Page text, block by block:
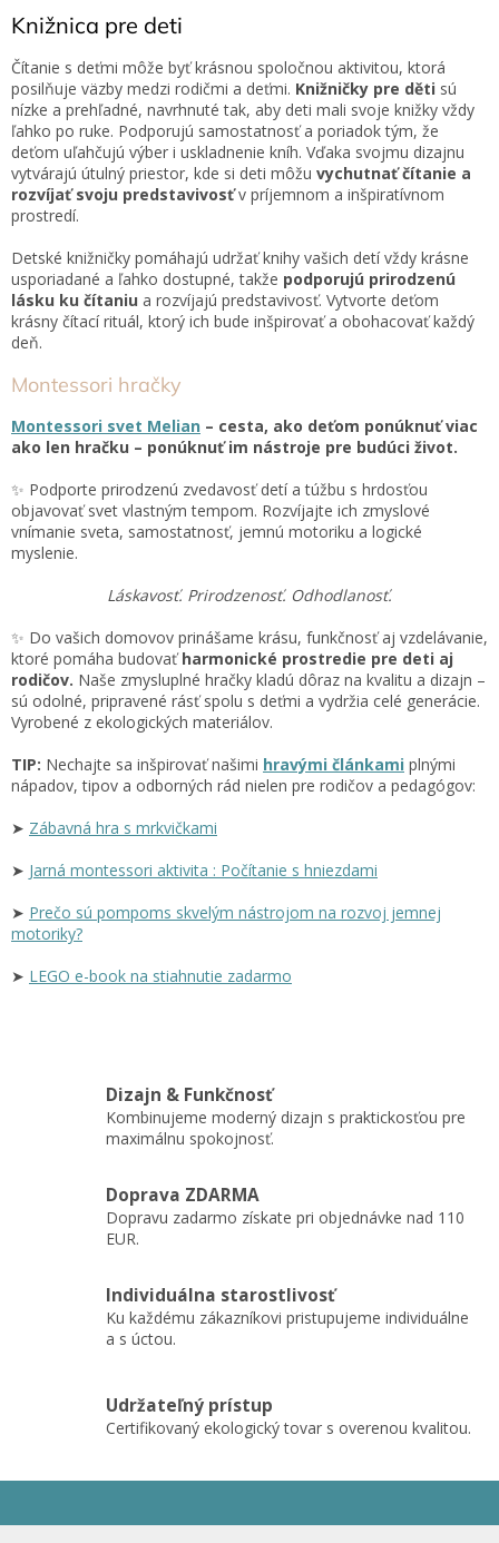
d
a
c
i
e
p
r
v
y
v
ý
p
Knižnica pre deti
Čítanie s deťmi môže byť krásnou spoločnou aktivitou, ktorá
posilňuje väzby medzi rodičmi a deťmi. Knižničky pre děti sú
nízke a prehľadné, navrhnuté tak, aby deti mali svoje knižky vždy
ľahko po ruke. Podporujú samostatnosť a poriadok tým, že
deťom uľahčujú výber i uskladnenie kníh. Vďaka svojmu dizajnu
vytvárajú útulný priestor, kde si deti môžu vychutnať čítanie a
rozvíjať svoju predstavivosťv príjemnom a inšpiratívnom
prostredí.
Detské knižničky pomáhajú udržať knihy vašich detí vždy krásne
usporiadané a ľahko dostupné, takže podporujú prirodzenú
lásku ku čítaniu a rozvíjajú predstavivosť. Vytvorte deťom
krásny čítací rituál, ktorý ich bude inšpirovať a obohacovať každý
deň.
Montessori hračky
Montessori svet Melian – cesta, ako deťom ponúknuť viac
ako len hračku – ponúknuť im nástroje pre budúci život.
✨ Podporte prirodzenú zvedavosť detí a túžbu s hrdosťou
objavovať svet vlastným tempom. Rozvíjajte ich zmyslové
vnímanie sveta, samostatnosť, jemnú motoriku a logické
myslenie.
Láskavosť. Prirodzenosť. Odhodlanosť.
✨ Do vašich domovov prinášame krásu, funkčnosť aj vzdelávanie,
ktoré pomáha budovaťharmonické prostredie pre deti aj
rodičov. Naše zmysluplné hračky kladú dôraz na kvalitu a dizajn –
sú odolné, pripravené rásť spolu s deťmi a vydržia celé generácie.
Vyrobené z ekologických materiálov.
TIP: Nechajte sa inšpirovať našimi hravými článkami plnými
nápadov, tipov a odborných rád nielen pre rodičov a pedagógov:
➤ Zábavná hra s mrkvičkami
➤ Jarná montessori aktivita : Počítanie s hniezdami
➤ Prečo sú pompoms skvelým nástrojom na rozvoj jemnej
motoriky?
➤ LEGO e-book na stiahnutie zadarmo
Dizajn & Funkčnosť
Kombinujeme moderný dizajn s praktickosťou pre
maximálnu spokojnosť.
Doprava ZDARMA
Dopravu zadarmo získate pri objednávke nad 110
EUR.
Individuálna starostlivosť
Ku každému zákazníkovi pristupujeme individuálne
a s úctou.
Udržateľný prístup
Certifikovaný ekologický tovar s overenou kvalitou.